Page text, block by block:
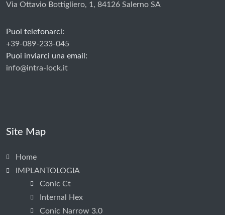
Via Ottavio Bottigliero, 1, 84126 Salerno SA
Puoi telefonarci:
+39-089-233-045
Puoi inviarci una email:
info@intra-lock.it
Site Map
Home
IMPLANTOLOGIA
Conic Ct
Internal Hex
Conic Narrow 3.0